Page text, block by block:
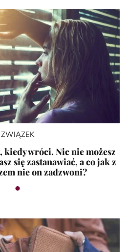
ZWIĄZEK
kiedy wróci. Nic nie możesz
się zastanawiać, a co jak z
nie on zadzwoni?